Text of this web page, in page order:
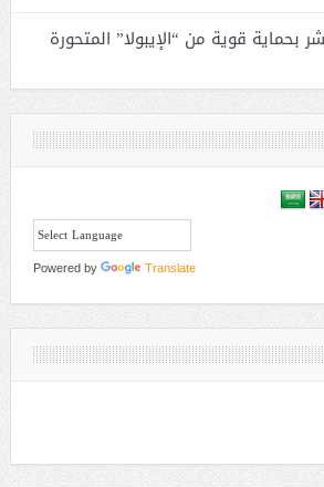
قوية من “الإيبولا” المتحورة
Powered by Translate